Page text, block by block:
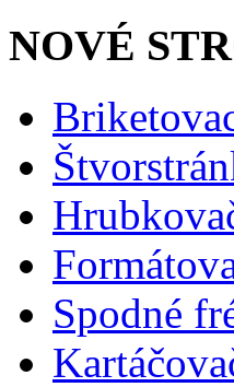
NOVÉ
Spodné